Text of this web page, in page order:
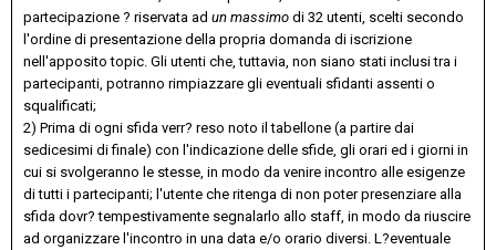
partecipazione ? riservata ad un massimo di 32 utenti, scelti secondo
l'ordine di presentazione della propria domanda di iscrizione
nell'apposito topic. Gli utenti che, tuttavia, non siano stati inclusi tra i
partecipanti, potranno rimpiazzare gli eventuali sfidanti assenti o
squalificati;
2) Prima di ogni sfida verr? reso noto il tabellone (a partire dai
sedicesimi di finale) con l'indicazione delle sfide, gli orari ed i giorni in
cui si svolgeranno le stesse, in modo da venire incontro alle esigenze
di tutti i partecipanti; l'utente che ritenga di non poter presenziare alla
sfida dovr? tempestivamente segnalarlo allo staff, in modo da riuscire
ad organizzare l'incontro in una data e/o orario diversi. L?eventuale